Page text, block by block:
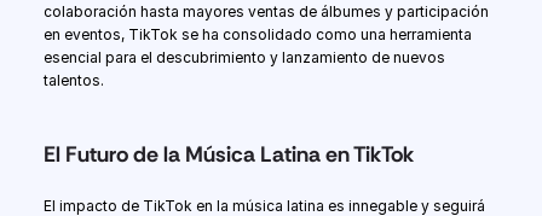
colaboración hasta mayores ventas de álbumes y participación
en eventos, TikTok se ha consolidado como una herramienta
esencial para el descubrimiento y lanzamiento de nuevos
talentos.
El Futuro de la Música Latina en TikTok
El impacto de TikTok en la música latina es innegable y seguirá